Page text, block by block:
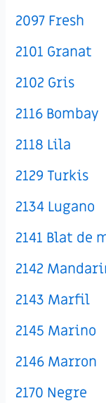
2097 Fresh
2101 Granat
2102 Gris
2116 Bombay
2118 Lila
2129 Turkis
2134 Lugano
2141 Blat de
2142
2143 Marfil
2145 Marino
2146 Marron
2170 Negre